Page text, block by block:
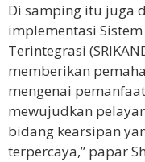
Di samping itu juga
implementasi
Terintegrasi
memberikan
mengenai
mewujudkan
bidang kearsipan
terpercaya,” papar